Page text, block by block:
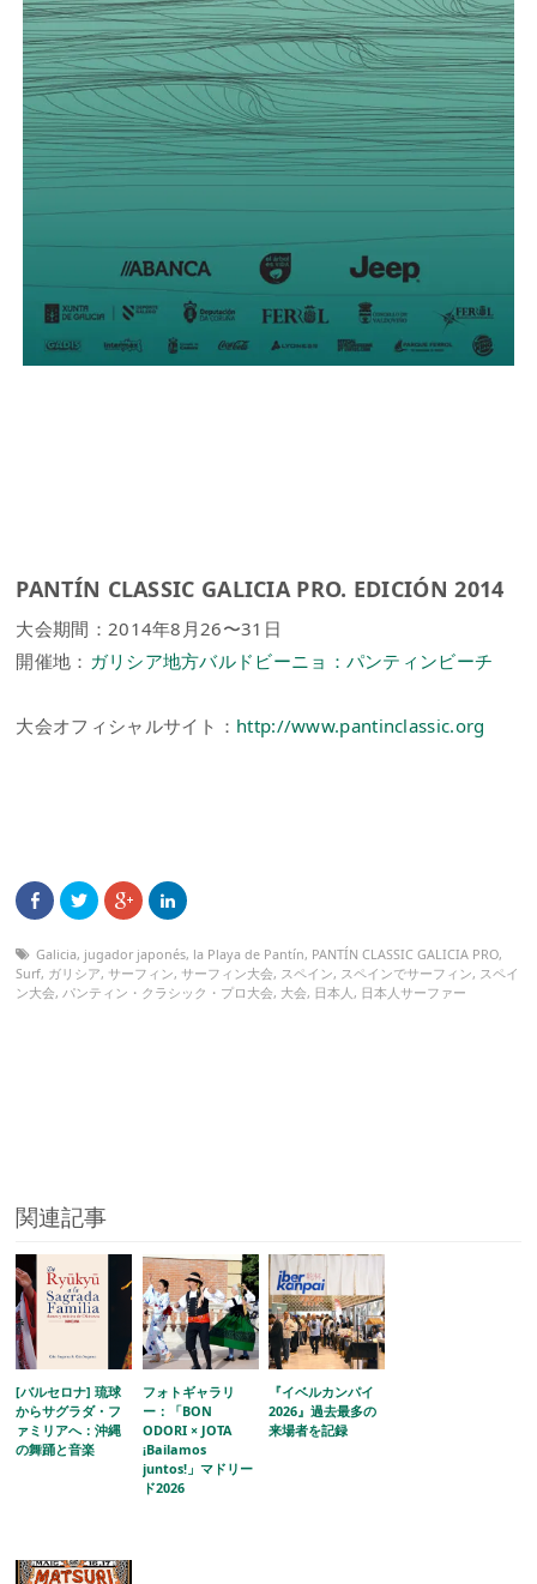
PANTÍN CLASSIC GALICIA PRO. EDICIÓN 2014
大会期間：2014年8月26〜31日
開催地： ガリシア地方バルドビーニョ：パンティンビーチ
大会オフィシャルサイト： http://www.pantinclassic.org
Galicia, jugador japonés, la Playa de Pantín, PANTÍN CLASSIC GALICIA PRO,
Surf, ガリシア, サーフィン, サーフィン大会, スペイン, スペインでサーフィン, スペイ
ン大会, パンティン・クラシック・プロ大会, 大会, 日本人 , 日本人サーファー
関連記事
[バルセロナ] 琉球
からサグラダ・フ
ァミリアへ：沖縄
の舞踊と音楽
フォトギャラリ
ー：「BON
ODORI × JOTA
¡Bailamos
juntos!」マドリー
ド2026
『イベルカンパイ
2026』過去最多の
来場者を記録